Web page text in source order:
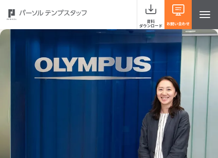
資料
ダウンロード お問い合わせ
サービスラインナップ
事例紹介